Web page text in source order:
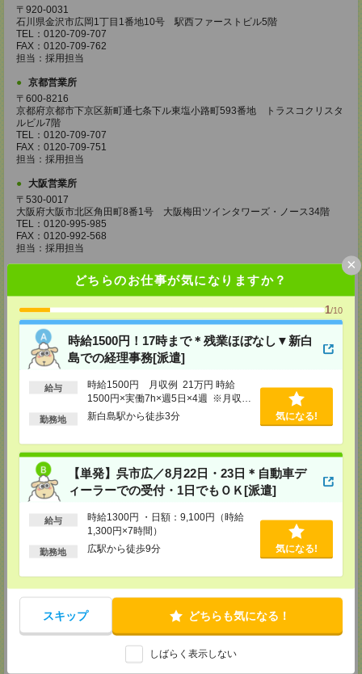
どちらのお仕事が気になりますか？
1/10
時給1500円！17時まで＊残業ほぼなし▼新白
島での経理事務[派遣]
給与
時給1500円 月収例 21万円 時給
1500円×実働7h×週5日×4週 ※月収例
を保証するものではありません。
勤務地 新白島駅から徒歩3分 気になる!
【単発】呉市広／8月22日・23日＊自動車デ
ィーラーでの受付・1日でもＯＫ[派遣]
給与
時給1300円 ・日額：9,100円（時給
1,300円×7時間）
勤務地 広駅から徒歩9分 気になる!
スキップ どちらも気になる！
しばらく表示しない
×
〒920-0031
石川県金沢市広岡1丁目1番地10号 駅西ファーストビル5階
TEL：0120-709-707
FAX：0120-709-762
担当：採用担当
京都営業所
〒600-8216
京都府京都市下京区新町通七条下ル東塩小路町593番地 トラスコクリスタ
ルビル7階
TEL：0120-709-707
FAX：0120-709-751
担当：採用担当
大阪営業所
〒530-0017
大阪府大阪市北区角田町8番1号 大阪梅田ツインタワーズ・ノース34階
TEL：0120-995-985
FAX：0120-992-568
担当：採用担当
ル18階
TEL：0120-995-984
FAX：0120-709-785
担当：採用担当
〒730-0031
広島県広島市中区紙屋町2丁目1番地22号 広島興銀ビル11階
TEL：0120-709-707
FAX：0120-934-504
松山営業所
〒790-0003
愛媛県松山市三番町7丁目1番地21号 ジブラルタ生命松山ビル8階
TEL：0120-709-707
FAX：0120-709-890
担当：採用担当
福岡営業所
福岡県福岡市博多区中洲5丁目6番24号 第6ガーデンビル2階
TEL：0120-709-707
担当：採用担当